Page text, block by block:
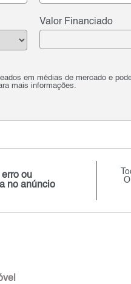
Valor Financiado
em médias de mercado e
mais informações.
erro ou
no anúncio